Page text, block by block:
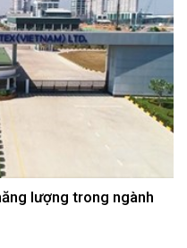
lượng trong ngành